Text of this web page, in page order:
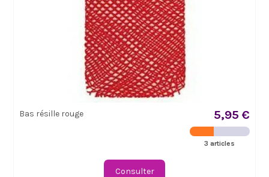
Bas résille rouge 5,95 €
3 articles
Consulter